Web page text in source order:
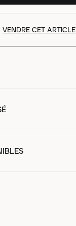
VENDRE CET ARTICLE